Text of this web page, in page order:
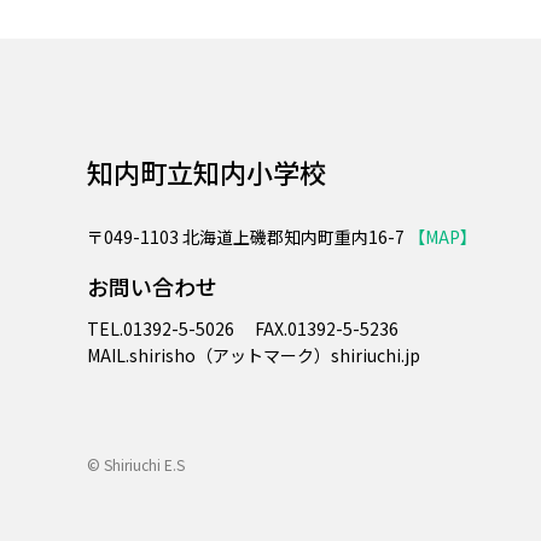
知内町立知内小学校
〒049-1103 北海道上磯郡知内町重内16-7 【MAP】
お問い合わせ
TEL.01392-5-5026 FAX.01392-5-5236
MAIL.​shirisho（アットマーク）shiriuchi.jp
© Shiriuchi E.S